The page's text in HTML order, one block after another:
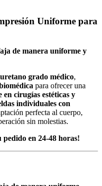
Uniforme para
de manera uniforme y
grado médico,
para ofrecer una
cirugías estéticas y
individuales con
perfecta al cuerpo,
sin molestias.
pedido en 24-48 horas!